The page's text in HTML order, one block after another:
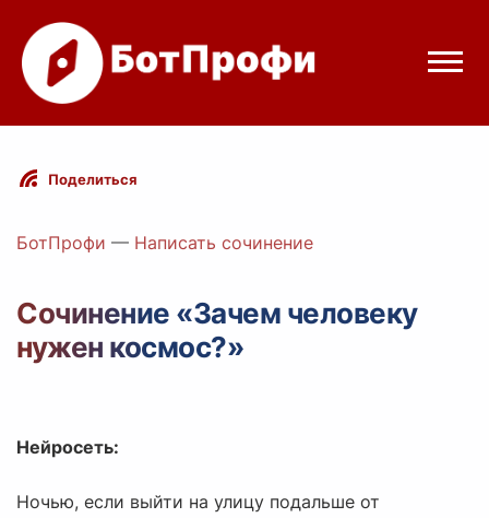
Режимы бота
Цены
Вход с Telegram
Поделиться
БотПрофи — Написать сочинение
Сочинение «Зачем человеку
нужен космос?»
Нейросеть:
Ночью, если выйти на улицу подальше от